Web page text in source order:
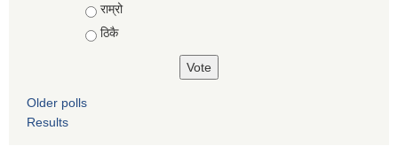
राम्रो
ठिकै
Older polls
Results